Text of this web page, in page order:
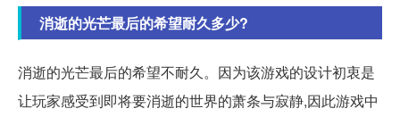
消逝的光芒最后的希望耐久多少?
消逝的光芒最后的希望不耐久。因为该游戏的设计初衷是
让玩家感受到即将要消逝的世界的萧条与寂静,因此游戏中